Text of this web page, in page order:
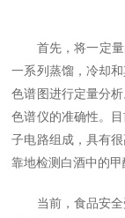
首先，将一定量
一系列蒸馏，冷却
色谱图进行定量分
色谱仪的准确性。
子电路组成，具有
靠地检测白酒中的甲
当前，食品安全